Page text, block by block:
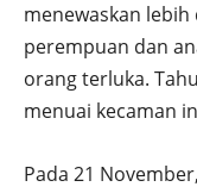
menewaskan
perempuan dan
orang terluka.
menuai kecaman
Pada 21